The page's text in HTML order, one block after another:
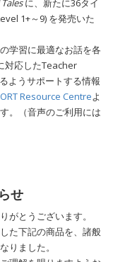
1+～9) を発売いた
学習に最適なお話を各
対応したTeacher
ようサポートする情報
ORT Resource Centreよ
。（音声のご利用には
せ
がとうございます。
た下記の商品を、諸般
りました。